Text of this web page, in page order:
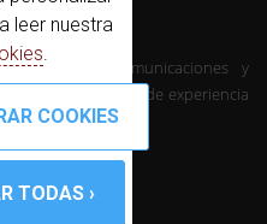
leer nuestra
©
de telecomunicaciones y
mas de 50 años de experiencia